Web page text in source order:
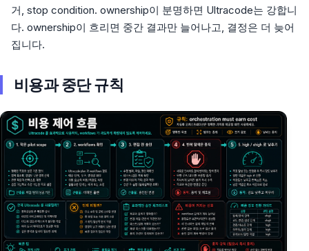
거, stop condition. ownership이 분명하면 Ultracode는 강합니
다. ownership이 흐리면 중간 결과만 늘어나고, 결정은 더 늦어
집니다.
비용과 중단 규칙